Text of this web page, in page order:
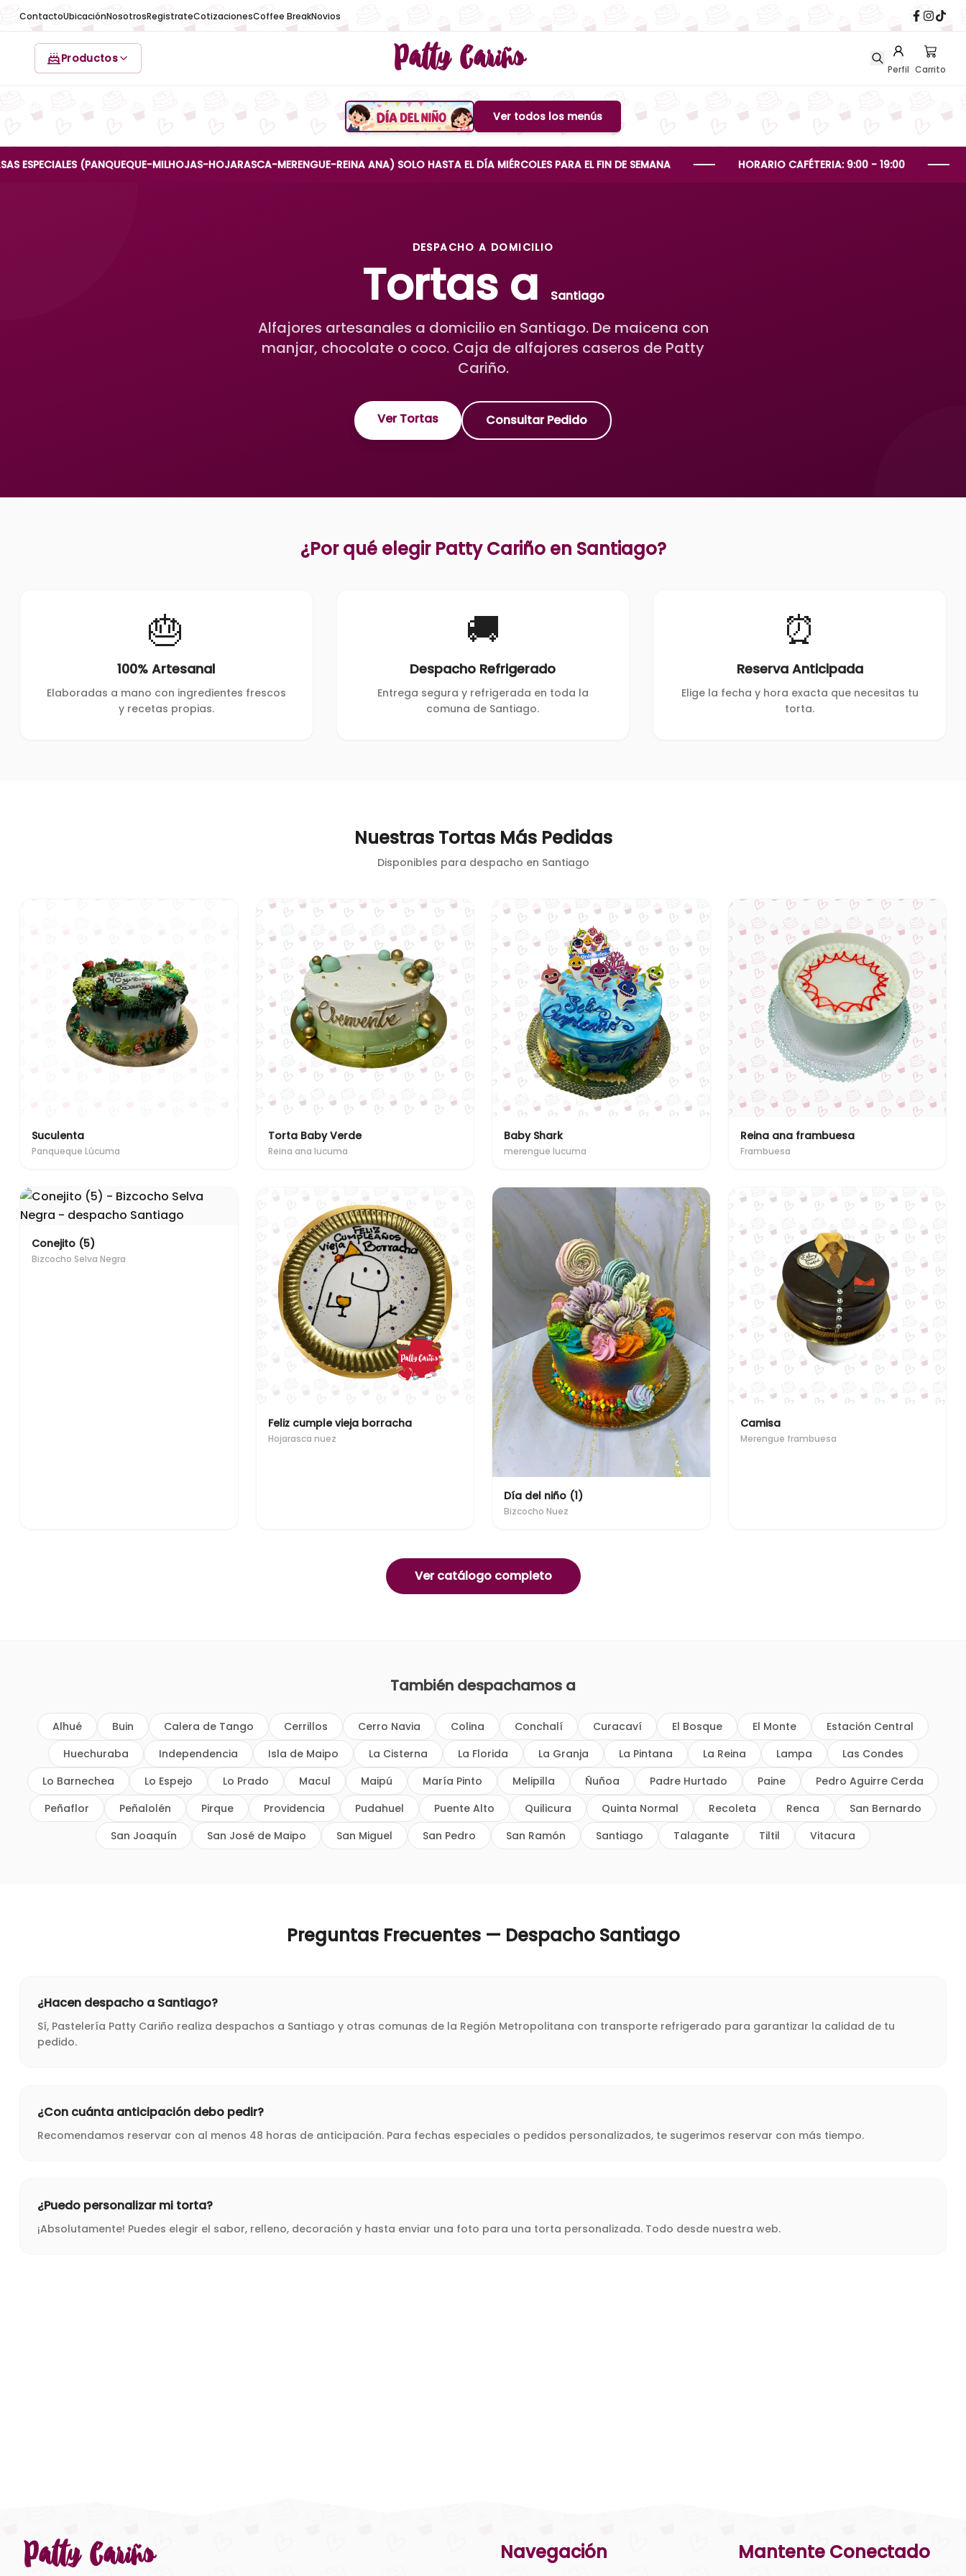
ContactoUbicaciónNosotrosRegistrateCotizacionesCoffee BreakNovios
Productos Patty Cariño Perfil Carrito
Boton de menuVer todos los menús
(PANQUEQUE-MILHOJAS-HOJARASCA-MERENGUE-REINA ANA) SOLO HASTA EL DÍA MIÉRCOLES PARA EL FIN DE SEMANA HORARIO CAFÉTERIA: 9:00 - 19:00
DESPACHO A DOMICILIO
Tortas a Santiago
Alfajores artesanales a domicilio en Santiago. De maicena con
manjar, chocolate o coco. Caja de alfajores caseros de Patty
Cariño.
Ver Tortas Consultar Pedido
¿Por qué elegir Patty Cariño en Santiago?
🎂
100% Artesanal
Elaboradas a mano con ingredientes frescos
y recetas propias.
🚚
Despacho Refrigerado
Entrega segura y refrigerada en toda la
comuna de Santiago.
⏰
Reserva Anticipada
Elige la fecha y hora exacta que necesitas tu
torta.
Nuestras Tortas Más Pedidas
Disponibles para despacho en Santiago
Suculenta
Panqueque Lúcuma
Torta Baby Verde
Reina ana lucuma
Baby Shark
merengue lucuma
Reina ana frambuesa
Frambuesa
Conejito (5)
Bizcocho Selva Negra
Feliz cumple vieja borracha
Hojarasca nuez
Día del niño (1)
Bizcocho Nuez
Camisa
Merengue frambuesa
Ver catálogo completo
También despachamos a
Alhué Buin Calera de Tango Cerrillos Cerro Navia Colina Conchalí Curacaví El Bosque El Monte
Estación Central
Huechuraba
Independencia Isla de Maipo La Cisterna La Florida La Granja La Pintana La Reina Lampa
Las Condes
Lo Barnechea
Lo Espejo Lo Prado Macul Maipú María Pinto Melipilla Ñuñoa Padre Hurtado Paine
Pedro Aguirre Cerda
Peñaflor
Peñalolén Pirque Providencia Pudahuel Puente Alto Quilicura Quinta Normal Recoleta Renca
San Bernardo
San Joaquín
San José de Maipo San Miguel San Pedro San Ramón Santiago Talagante Tiltil Vitacura
Preguntas Frecuentes — Despacho Santiago
¿Hacen despacho a Santiago?
Sí, Pastelería Patty Cariño realiza despachos a Santiago y otras comunas de la Región Metropolitana con transporte refrigerado para garantizar la calidad de tu
pedido.
¿Con cuánta anticipación debo pedir?
Recomendamos reservar con al menos 48 horas de anticipación. Para fechas especiales o pedidos personalizados, te sugerimos reservar con más tiempo.
¿Puedo personalizar mi torta?
¡Absolutamente! Puedes elegir el sabor, relleno, decoración y hasta enviar una foto para una torta personalizada. Todo desde nuestra web.
Patty Cariño Navegación Mantente Conectado